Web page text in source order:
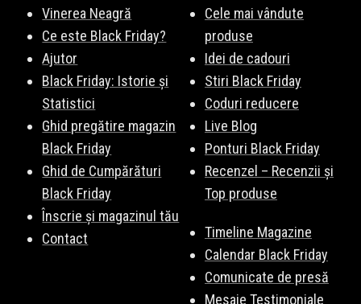
Vinerea Neagră
Ce este Black Friday?
Ajutor
Black Friday: Istorie și
Statistici
Ghid pregătire magazin
Black Friday
Ghid de Cumpărături
Black Friday
Înscrie și magazinul tău
Contact
Cele mai vândute
produse
Idei de cadouri
Stiri Black Friday
Coduri reducere
Live Blog
Ponturi Black Friday
Recenzel – Recenzii și
Top produse
Timeline Magazine
Calendar Black Friday
Comunicate de presă
Mesaje Testimoniale